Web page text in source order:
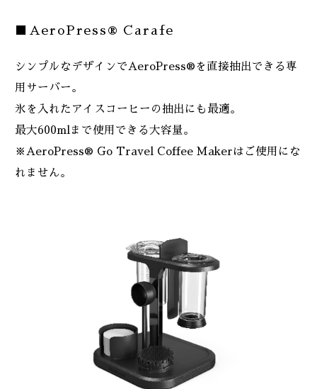
■AeroPress® Carafe
シンプルなデザインでAeroPress®を直接抽出できる専
用サーバー。
氷を入れたアイスコーヒーの抽出にも最適。
最大600mlまで使用できる大容量。
※AeroPress® Go Travel Coffee Makerはご使用にな
れません。